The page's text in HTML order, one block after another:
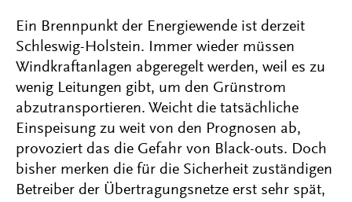
Ein Brennpunkt der Energiewende ist derzeit
Schleswig-Holstein. Immer wieder müssen
Windkraftanlagen abgeregelt werden, weil es zu
wenig Leitungen gibt, um den Grünstrom
abzutransportieren. Weicht die tatsächliche
Einspeisung zu weit von den Prognosen ab,
provoziert das die Gefahr von Black-outs. Doch
bisher merken die für die Sicherheit zuständigen
Betreiber der Übertragungsnetze erst sehr spät,